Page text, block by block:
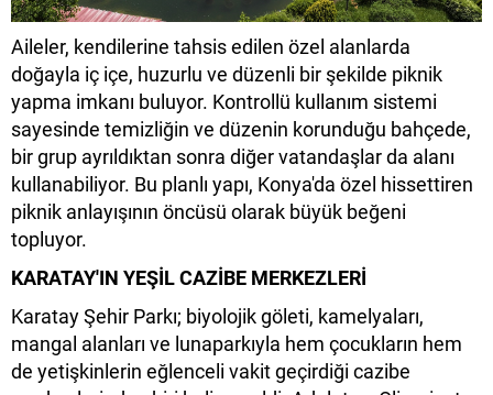
Aileler, kendilerine tahsis edilen özel alanlarda
doğayla iç içe, huzurlu ve düzenli bir şekilde piknik
yapma imkanı buluyor. Kontrollü kullanım sistemi
sayesinde temizliğin ve düzenin korunduğu bahçede,
bir grup ayrıldıktan sonra diğer vatandaşlar da alanı
kullanabiliyor. Bu planlı yapı, Konya'da özel hissettiren
piknik anlayışının öncüsü olarak büyük beğeni
topluyor.
KARATAY'IN YEŞİL CAZİBE MERKEZLERİ
Karatay Şehir Parkı; biyolojik göleti, kamelyaları,
mangal alanları ve lunaparkıyla hem çocukların hem
de yetişkinlerin eğlenceli vakit geçirdiği cazibe